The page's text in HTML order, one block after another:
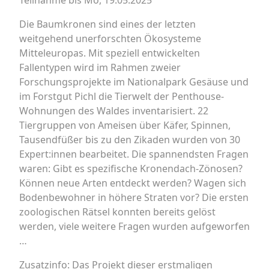
Die Baumkronen sind eines der letzten
weitgehend unerforschten Ökosysteme
Mitteleuropas. Mit speziell entwickelten
Fallentypen wird im Rahmen zweier
Forschungsprojekte im Nationalpark Gesäuse und
im Forstgut Pichl die Tierwelt der Penthouse-
Wohnungen des Waldes inventarisiert. 22
Tiergruppen von Ameisen über Käfer, Spinnen,
Tausendfüßer bis zu den Zikaden wurden von 30
Expert:innen bearbeitet. Die spannendsten Fragen
waren: Gibt es spezifische Kronendach-Zönosen?
Können neue Arten entdeckt werden? Wagen sich
Bodenbewohner in höhere Straten vor? Die ersten
zoologischen Rätsel konnten bereits gelöst
werden, viele weitere Fragen wurden aufgeworfen
…
Zusatzinfo: Das Projekt dieser erstmaligen